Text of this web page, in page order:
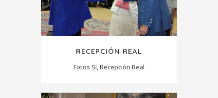
RECEPCIÓN REAL
Fotos SI, Recepción Real